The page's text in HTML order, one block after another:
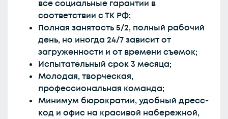
все социальные гарантии в
соответствии с ТК РФ;
Полная занятость 5/2, полный рабочий
день, но иногда 24/7 зависит от
загруженности и от времени съемок;
Испытательный срок 3 месяца;
Молодая, творческая,
профессиональная команда;
Минимум бюрократии, удобный дресс-
код и офис на красивой набережной,